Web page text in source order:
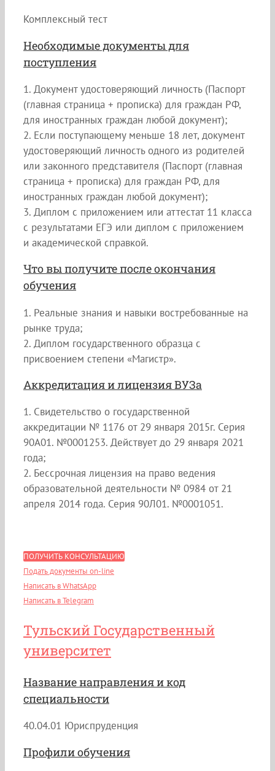
Комплексный тест
Необходимые документы для
поступления
1. Документ удостоверяющий личность (Паспорт
(главная страница + прописка) для граждан РФ,
для иностранных граждан любой документ);
2. Если поступающему меньше 18 лет, документ
удостоверяющий личность одного из родителей
или законного представителя (Паспорт (главная
страница + прописка) для граждан РФ, для
иностранных граждан любой документ);
3. Диплом с приложением или аттестат 11 класса
с результатами ЕГЭ или диплом с приложением
и академической справкой.
Что вы получите после окончания
обучения
1. Реальные знания и навыки востребованные на
рынке труда;
2. Диплом государственного образца с
присвоением степени «Магистр».
Аккредитация и лицензия ВУЗа
1. Свидетельство о государственной
аккредитации № 1176 от 29 января 2015г. Серия
90А01. №0001253. Действует до 29 января 2021
года;
2. Бессрочная лицензия на право ведения
образовательной деятельности № 0984 от 21
апреля 2014 года. Серия 90Л01. №0001051.
ПОЛУЧИТЬ КОНСУЛЬТАЦИЮ
Подать документы on-line
Написать в WhatsApp
Написать в Telegram
Тульский Государственный
университет
Название направления и код
специальности
40.04.01 Юриспруденция
Профили обучения